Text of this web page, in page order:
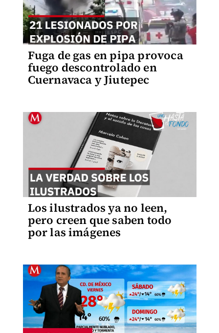
Fuga de gas en pipa provoca
fuego descontrolado en
Cuernavaca y Jiutepec
Los ilustrados ya no leen,
pero creen que saben todo
por las imágenes